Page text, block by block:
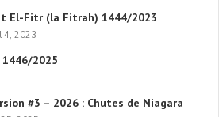
El-Fitr (la Fitrah) 1444/2023
4, 2023
2025
#3 – 2026 : Chutes de Niagara